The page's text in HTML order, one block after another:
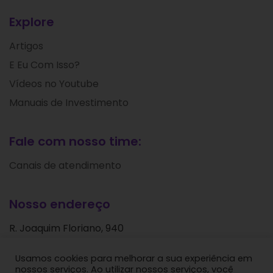
Explore
Artigos
E Eu Com Isso?
Vídeos no Youtube
Manuais de Investimento
Fale com nosso time:
Canais de atendimento
Nosso endereço
R. Joaquim Floriano, 940
São Paulo - SP
Usamos cookies para melhorar a sua experiência em
nossos serviços. Ao utilizar nossos serviços, você